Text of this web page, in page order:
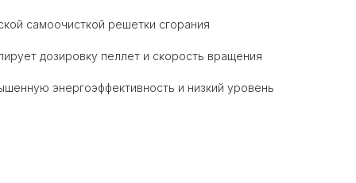
самоочисткой решетки сгорания
дозировку пеллет и скорость вращения
энергоэффективность и низкий уровень